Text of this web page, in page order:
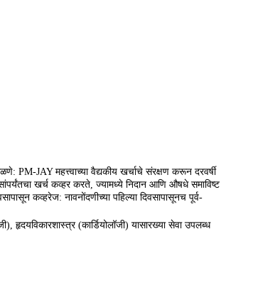
PM-JAY महत्त्वाच्या वैद्यकीय खर्चाचे संरक्षण करून दरवर्षी
खर्च कव्हर करते, ज्यामध्ये निदान आणि औषधे समाविष्ट
कव्हरेज: नावनोंदणीच्या पहिल्या दिवसापासूनच पूर्व-
हृदयविकारशास्त्र (कार्डियोलॉजी) यासारख्या सेवा उपलब्ध